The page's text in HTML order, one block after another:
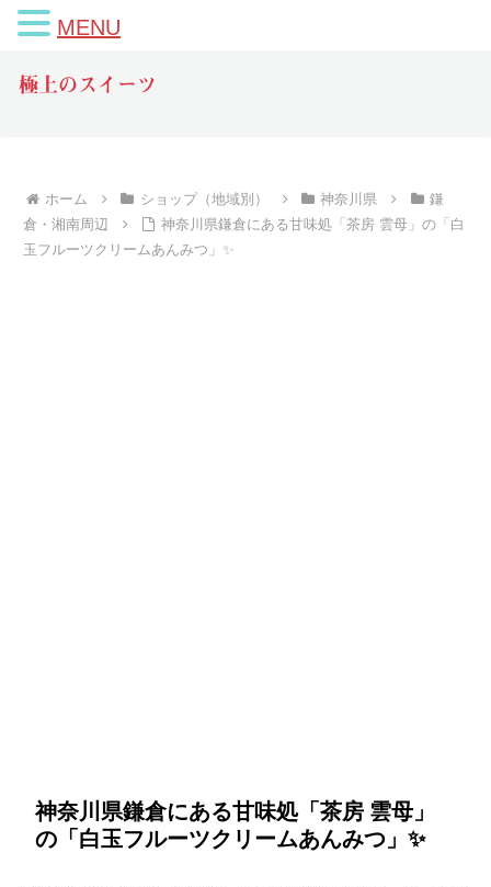
極上のスイーツ
ホーム ショップ（地域別） 神奈川県
鎌
倉・湘南周辺
神奈川県鎌倉にある甘味処「茶房 雲母」の「白
玉フルーツクリームあんみつ」✨
神奈川県鎌倉にある甘味処「茶房 雲母」
の「白玉フルーツクリームあんみつ」✨
MENU